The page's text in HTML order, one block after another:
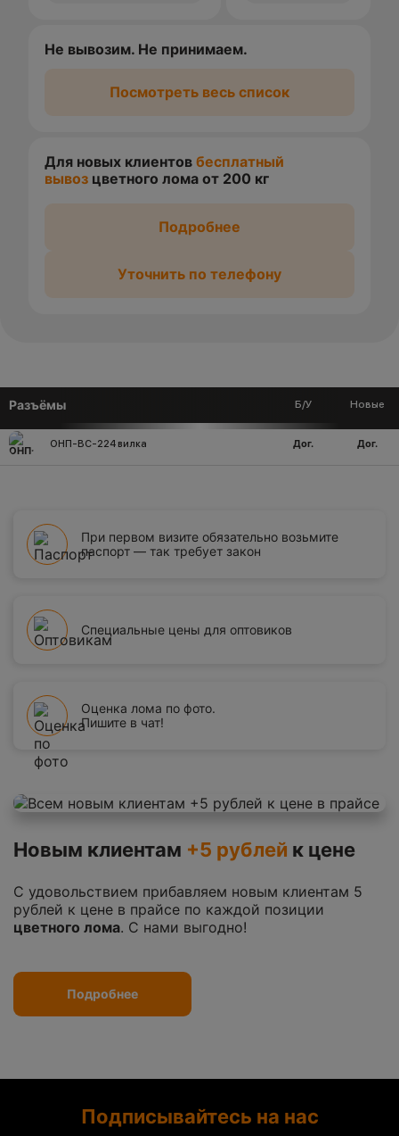
Не вывозим. Не принимаем.
Посмотреть весь список
Для новых клиентов бесплатный
вывоз цветного лома от 200 кг
Подробнее
Уточнить по телефону
Разъёмы Б/У Новые
ОНП-ВС-224 вилка Дог. Дог.
При первом визите обязательно возьмите
паспорт — так требует закон
Специальные цены для оптовиков
Оценка лома по фото.
Пишите в чат!
Новым клиентам +5 рублей к цене
С удовольствием прибавляем новым клиентам 5
рублей к цене в прайсе по каждой позиции
цветного лома. С нами выгодно!
Подробнее
Подписывайтесь на нас